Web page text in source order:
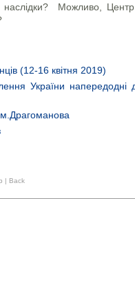
наслідки? Можливо,
(12-16 квітня 2019)
України напередодні
| Back